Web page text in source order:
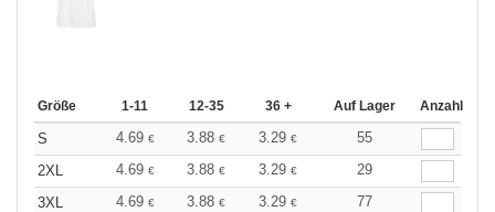
Größe 1-11 12-35 36 + Auf Lager Anzahl
S 4.69 € 3.88 € 3.29 €
55
2XL
4.69 € 3.88 € 3.29 €
29
3XL
4.69 € 3.88 € 3.29 € 77